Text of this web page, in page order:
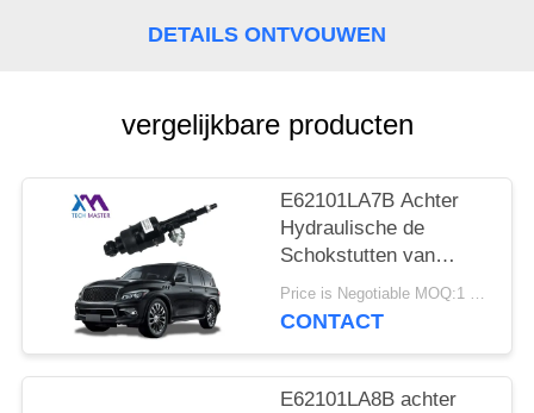
OFFERTE
SITEMAP
PRIVACY
BELEID
DETAILS ONTVOUWEN
vergelijkbare producten
E62101LA7B Achter
Hydraulische de
Schokstutten van
Nissan Patrol Infiniti
QX56 QX80
Price is Negotiable MOQ:1 PCs
CONTACT
E62101LA8B achter